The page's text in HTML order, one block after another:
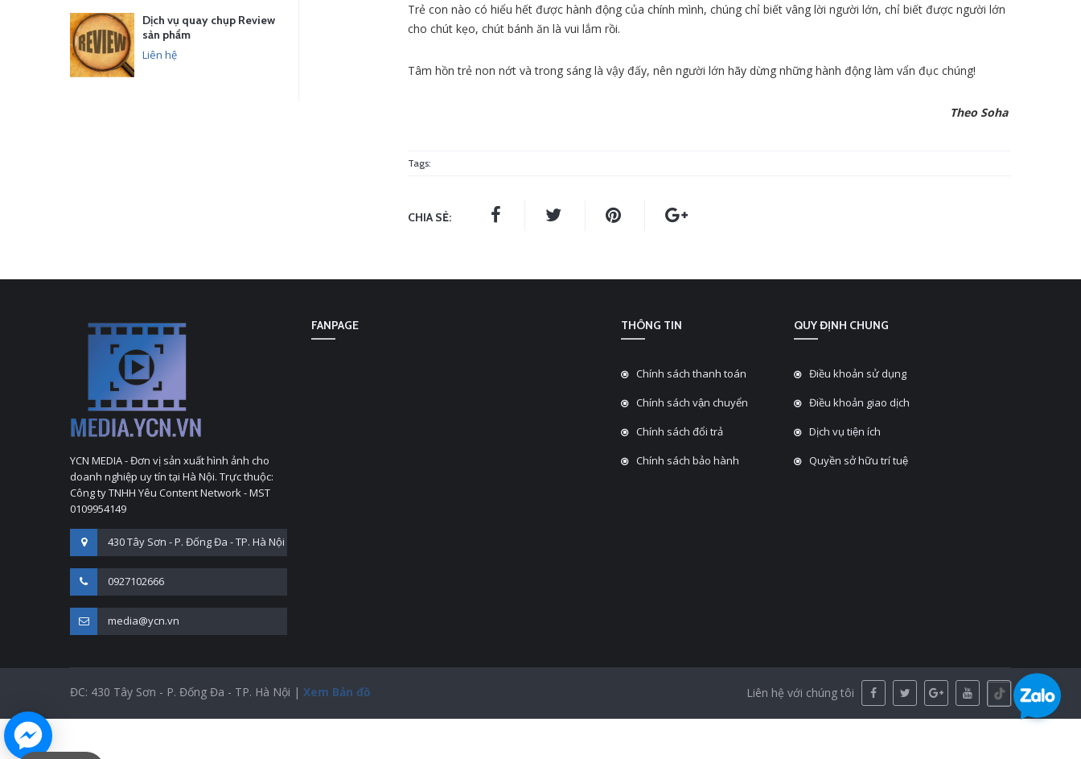
Trẻ con nào có hiểu hết được hành động của chính mình, chúng chỉ biết vâng lời người lớn, chỉ biết được người lớn
cho chút kẹo, chút bánh ăn là vui lắm rồi.
Tâm hồn trẻ non nớt và trong sáng là vậy đấy, nên người lớn hãy dừng những hành động làm vẩn đục chúng!
Theo Soha
Tags:
CHIA SẺ:
Dịch vụ quay chụp Review
sản phẩm
Liên hệ
YCN MEDIA - Đơn vị sản xuất hình ảnh cho
doanh nghiệp uy tín tại Hà Nội. Trực thuộc:
Công ty TNHH Yêu Content Network - MST
0109954149
430 Tây Sơn - P. Đống Đa - TP. Hà Nội
0927102666
media@ycn.vn
FANPAGE THÔNG TIN
Chính sách thanh toán
Chính sách vận chuyển
Chính sách đổi trả
Chính sách bảo hành
QUY ĐỊNH CHUNG
Điều khoản sử dụng
Điều khoản giao dịch
Dịch vụ tiện ích
Quyền sở hữu trí tuệ
ĐC: 430 Tây Sơn - P. Đống Đa - TP. Hà Nội | Xem Bản đồ Liên hệ với chúng tôi